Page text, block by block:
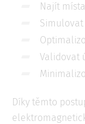
Najít
Validovat
Díky těmto